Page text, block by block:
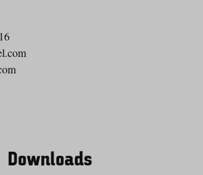
Downloads